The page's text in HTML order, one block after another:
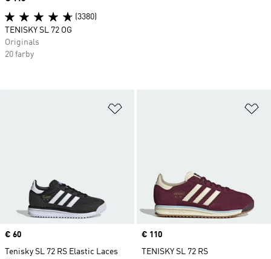
Pridať do zoznamu želaných
Price
€ 60
Tenisky SL 72 RS Elastic Laces
Price
€ 110
TENISKY SL 72 RS
(3380)
TENISKY SL 72 OG
Originals
20 farby